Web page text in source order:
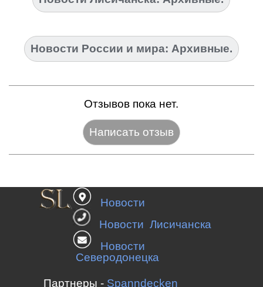
Новости России и мира: Архивные.
Отзывов пока нет.
Новости
Новости Лисичанска
Новости
Северодонецка
Партнеры - Spanndecken